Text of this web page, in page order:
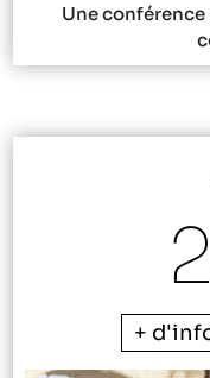
Une conférence
+